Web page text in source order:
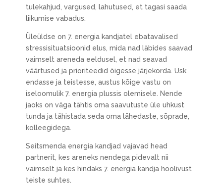
tulekahjud, vargused, lahutused, et tagasi saada
liikumise vabadus.
Üleüldse on 7. energia kandjatel ebatavalised
stressisituatsioonid elus, mida nad läbides saavad
vaimselt areneda eeldusel, et nad seavad
väärtused ja prioriteedid õigesse järjekorda. Usk
endasse ja teistesse, austus kõige vastu on
iseloomulik 7. energia plussis olemisele. Nende
jaoks on väga tähtis oma saavutuste üle uhkust
tunda ja tähistada seda oma lähedaste, sõprade,
kolleegidega.
Seitsmenda energia kandjad vajavad head
partnerit, kes areneks nendega pidevalt nii
vaimselt ja kes hindaks 7. energia kandja hoolivust
teiste suhtes.